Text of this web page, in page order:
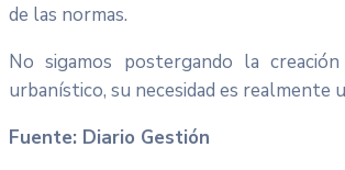
de las normas.
No sigamos postergando la
urbanístico, su necesidad es realmente
Fuente: Diario Gestión